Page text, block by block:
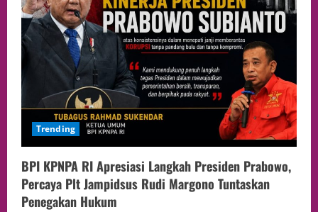
Trending
BPI KPNPA RI Apresiasi Langkah Presiden Prabowo,
Percaya Plt Jampidsus Rudi Margono Tuntaskan
Penegakan Hukum